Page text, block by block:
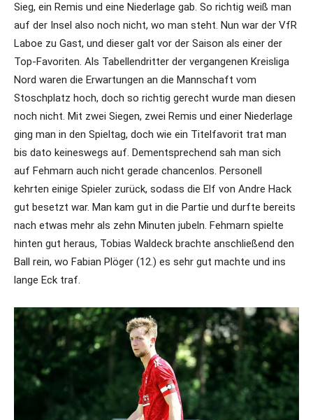
Sieg, ein Remis und eine Niederlage gab. So richtig weiß man
auf der Insel also noch nicht, wo man steht. Nun war der VfR
Laboe zu Gast, und dieser galt vor der Saison als einer der
Top-Favoriten. Als Tabellendritter der vergangenen Kreisliga
Nord waren die Erwartungen an die Mannschaft vom
Stoschplatz hoch, doch so richtig gerecht wurde man diesen
noch nicht. Mit zwei Siegen, zwei Remis und einer Niederlage
ging man in den Spieltag, doch wie ein Titelfavorit trat man
bis dato keineswegs auf. Dementsprechend sah man sich
auf Fehmarn auch nicht gerade chancenlos. Personell
kehrten einige Spieler zurück, sodass die Elf von Andre Hack
gut besetzt war. Man kam gut in die Partie und durfte bereits
nach etwas mehr als zehn Minuten jubeln. Fehmarn spielte
hinten gut heraus, Tobias Waldeck brachte anschließend den
Ball rein, wo Fabian Plöger (12.) es sehr gut machte und ins
lange Eck traf.